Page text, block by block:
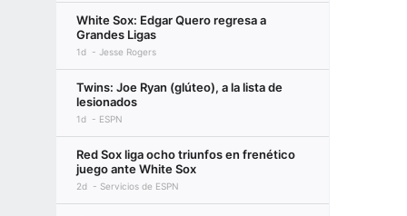
White Sox: Edgar Quero regresa a
Grandes Ligas
1d Jesse Rogers
Twins: Joe Ryan (glúteo), a la lista de
lesionados
1d ESPN
Red Sox liga ocho triunfos en frenético
juego ante White Sox
2d Servicios de ESPN